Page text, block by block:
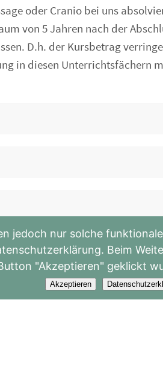
oder Cranio bei uns
von 5 Jahren nach der
D.h. der Kursbetrag
in diesen Unterrichtsfächern
jedoch nur solche
Beim
"Akzeptieren" geklickt
Akzeptieren